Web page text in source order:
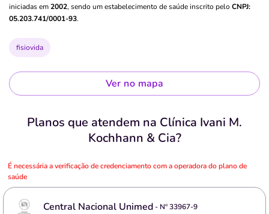
iniciadas em2002, sendo um estabelecimento de saúde inscrito pelo CNPJ:
05.203.741/0001-93.
fisiovida
Ver no mapa
Planos que atendem na Clínica Ivani M.
Kochhann & Cia?
É necessária a verificação de credenciamento com a operadora do plano de
saúde
Central Nacional Unimed- Nº33967-9